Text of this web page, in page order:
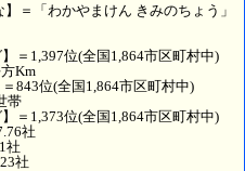
＝「わかやまけん きみのちょう」
＝1,397位(全国1,864市区町村中)
Km
843位(全国1,864市区町村中)
帯
＝1,373位(全国1,864市区町村中)
社
社
社